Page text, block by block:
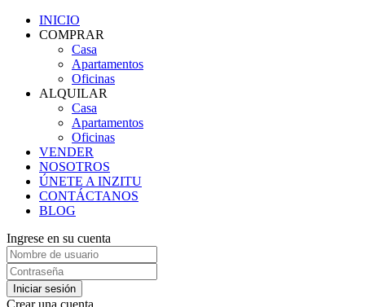
INICIO
COMPRAR
Casa
Apartamentos
Oficinas
ALQUILAR
Casa
Apartamentos
Oficinas
VENDER
NOSOTROS
ÚNETE A INZITU
CONTÁCTANOS
BLOG
Ingrese en su cuenta
Iniciar sesión
Crear una cuenta